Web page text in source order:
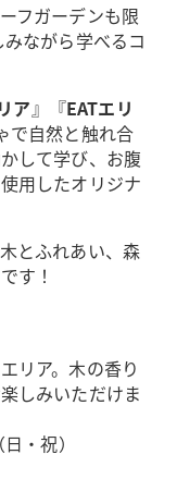
フガーデンも限
ながら学べるコ
ア』『EATエリ
で自然と触れ合
して学び、お腹
用したオリジナ
とふれあい、森
す！
リア。木の香り
しみいただけま
・祝）